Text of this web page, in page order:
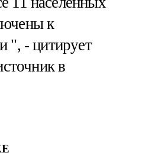
к
", - цитирует
в